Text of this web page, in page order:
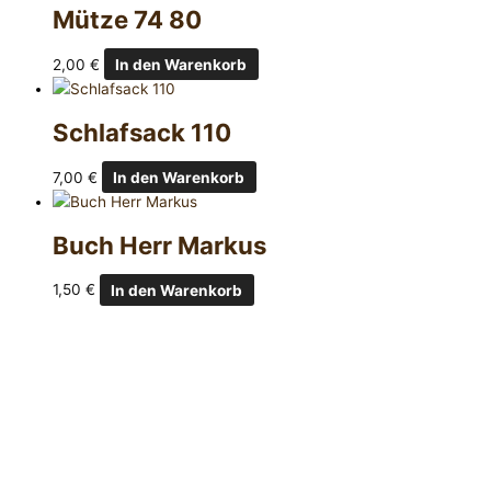
Mütze 74 80
2,00 € In den Warenkorb
Schlafsack 110
7,00 € In den Warenkorb
Buch Herr Markus
1,50 € In den Warenkorb